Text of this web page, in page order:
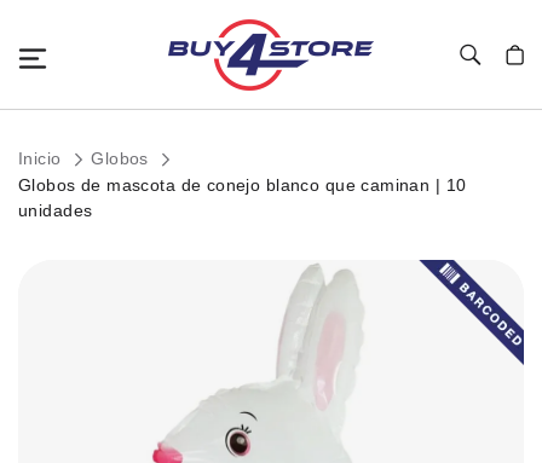
Inicio
Globos
Globos de mascota de conejo blanco que caminan | 10
unidades